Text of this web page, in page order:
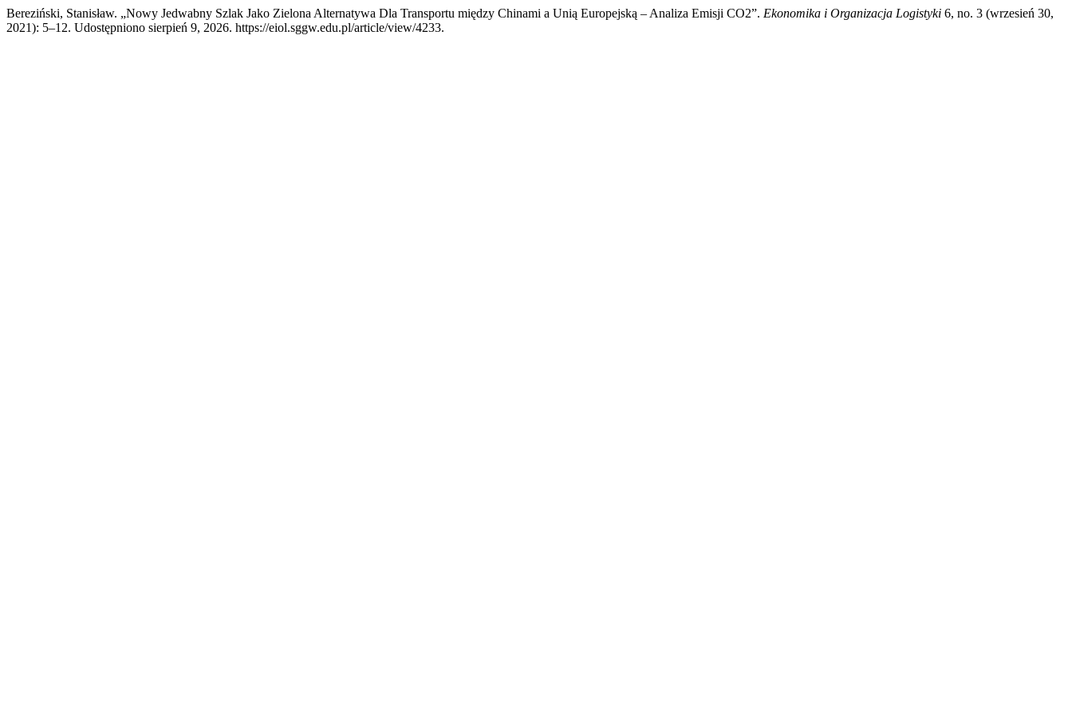
Bereziński, Stanisław. „Nowy Jedwabny Szlak Jako Zielona Alternatywa Dla Transportu między Chinami a Unią Europejską – Analiza Emisji CO2”. Ekonomika i Organizacja Logistyki 6, no. 3 (wrzesień 30,
2021): 5–12. Udostępniono sierpień 9, 2026. https://eiol.sggw.edu.pl/article/view/4233.